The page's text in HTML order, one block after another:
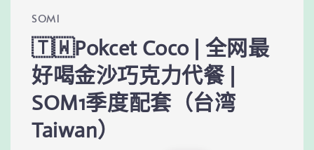
SOM1
🇹🇼Pokcet Coco | 全网最
好喝金沙巧克力代餐 |
SOM1季度配套（台湾
Taiwan）